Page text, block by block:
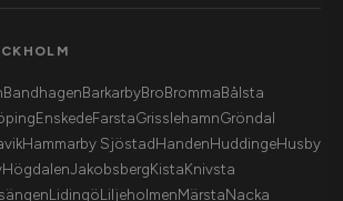
BandhagenBarkarbyBroBrommaBålsta
EnskedeFarstaGrisslehamnGröndal
Hammarby SjöstadHandenHuddingeHusby
HögdalenJakobsbergKistaKnivsta
LidingöLiljeholmenMärstaNacka